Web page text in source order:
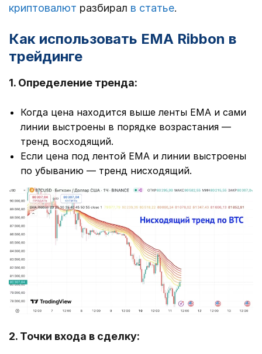
криптовалют разбирал в статье.
Как использовать EMA Ribbon в
трейдинге
1. Определение тренда:
Когда цена находится выше ленты EMA и сами
линии выстроены в порядке возрастания —
тренд восходящий.
Если цена под лентой EMA и линии выстроены
по убыванию — тренд нисходящий.
2. Точки входа в сделку: